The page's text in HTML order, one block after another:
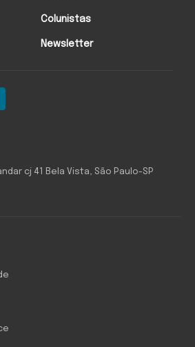
cj 41 Bela Vista, São Paulo-SP
Colunistas
Newsletter